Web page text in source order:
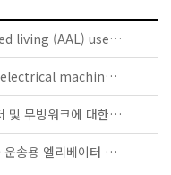
IEC TS 63134:2020 - Active assisted living (AAL) use cases
IEC 60034-5:2020 RLV - Rotating electrical machines - Part 5: Degrees of protection provided by the integral design of rotating electrical machines (IP code) - Classification
KS B ISO/TS 25740-1 - 에스컬레이터 및 무빙워크에 대한 안전요건 — 제1부: 세계공통 필수 안전요건(GESRs)
KS B ISO/TS 8100-21 - 승객 및 화물 운송용 엘리베이터 —제21부: 세계공통 필수안전요건(GESRs)을 충족하는 세계공통 안전 파라미터(GSPs)